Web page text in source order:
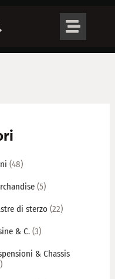
(48)
(5)
di sterzo (22)
& C. (3)
& Chassis